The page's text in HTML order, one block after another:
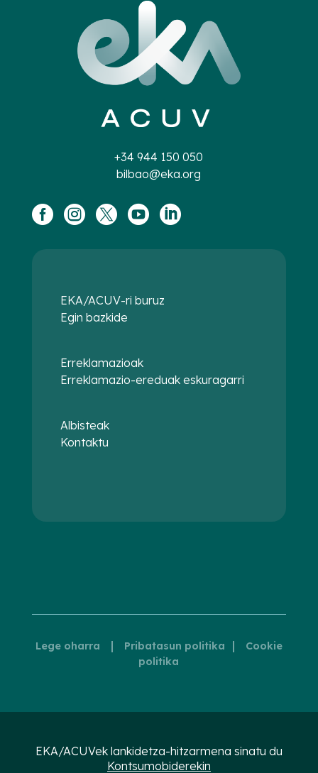
+34 944 150 050
bilbao@eka.org
    
EKA/ACUV-ri buruz
Egin bazkide
Erreklamazioak
Erreklamazio-ereduak eskuragarri
Albisteak
Kontaktu
Lege oharra | Pribatasun politika |
Cookie
politika
EKA/ACUVek lankidetza-hitzarmena sinatu du
Kontsumobiderekin